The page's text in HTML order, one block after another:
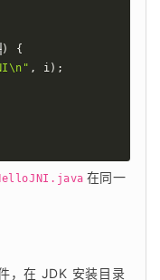
)
{
, i) ;
在同一
，在 JDK 安装目录